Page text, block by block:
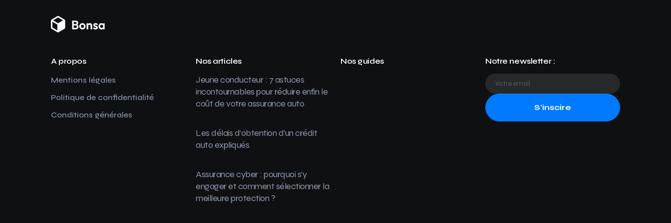
A propos
Mentions légales
Politique de confidentialité
Conditions générales
Nos articles
Jeune conducteur : 7 astuces
incontournables pour réduire enfin le
coût de votre assurance auto
Les délais d’obtention d’un crédit
auto expliqués
Assurance cyber : pourquoi s’y
engager et comment sélectionner la
meilleure protection ?
Nos guides Notre newsletter :
S'inscire